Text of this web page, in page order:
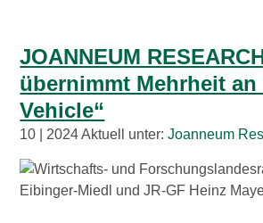
JOANNEUM
übernimmt Mehrheit
Vehicle“
10 | 2024 Aktuell unter:Joanneum